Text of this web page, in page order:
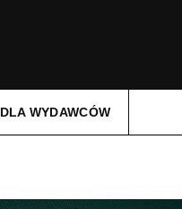
DLA WYDAWCÓW